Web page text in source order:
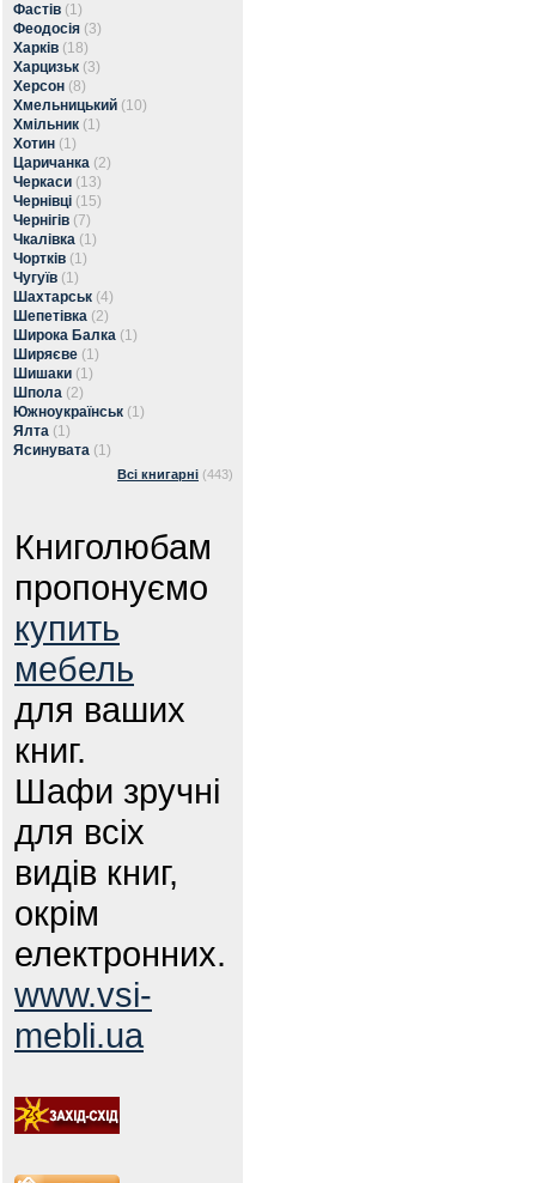
Фастів (1)
Феодосія (3)
Харків (18)
Харцизьк (3)
Херсон (8)
Хмельницький (10)
Хмільник (1)
Хотин (1)
Царичанка (2)
Черкаси (13)
Чернівці (15)
Чернігів (7)
Чкалівка (1)
Чортків (1)
Чугуїв (1)
Шахтарськ (4)
Шепетівка (2)
Широка Балка (1)
Ширяєве (1)
Шишаки (1)
Шпола (2)
Южноукраїнськ (1)
Ялта (1)
Ясинувата (1)
Всі книгарні (443)
Книголюбам
пропонуємо
купить
мебель
для ваших
книг.
Шафи зручні
для всіх
видів книг,
окрім
електронних.
www.vsi-
mebli.ua